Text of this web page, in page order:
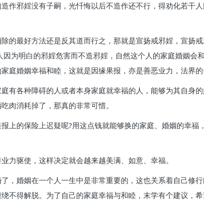
作邪婬没有子嗣，光忏悔以后不造作还不行，得劝化若干
的最好方法还是反其道而行之，那就是宣扬戒邪婬，宣扬
为明白的邪婬危害而不造邪婬，自然这个人的家庭婚姻会
庭婚姻幸福和睦，这就是因缘果报，亦是善恶业力，法界的
有各种障碍的人或者本身家庭就幸福的人，能够为其自身
肉消耗掉了，那真的非常可惜。
上的保险上迟疑呢?用这点钱就能够换的家庭、婚姻的幸
力驱使，这样决定就会越来越美满、如意、幸福。
，婚姻在一个人一生中是非常重要的，这也关系着自己修
不得解脱。为了自己的家庭幸福与和睦，末学有个建议，希